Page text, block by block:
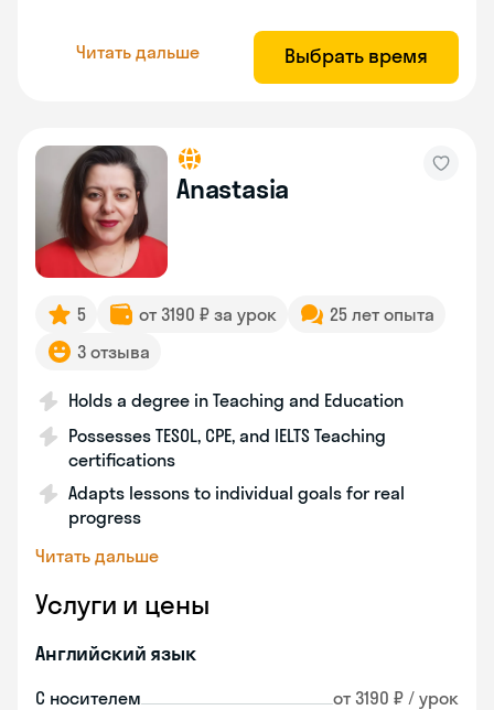
Читать дальше Выбрать время
Anastasia
5 от 3190 ₽ за урок
25 лет опыта
3 отзыва
Holds a degree in Teaching and Education
Possesses TESOL, CPE, and IELTS Teaching
certifications
Adapts lessons to individual goals for real
progress
Читать дальше
Услуги и цены
Английский язык
С носителем от 3190 ₽ / урок